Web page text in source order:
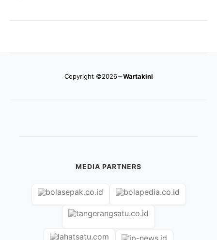
Copyright ©2026 Wartakini
MEDIA PARTNERS